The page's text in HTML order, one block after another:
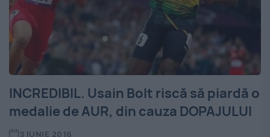
INCREDIBIL. Usain Bolt riscă să piardă o
medalie de AUR, din cauza DOPAJULUI
3 IUNIE 2016